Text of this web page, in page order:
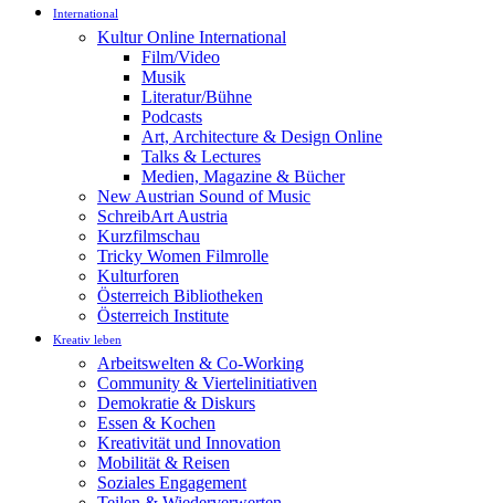
International
Kultur Online International
Film/Video
Musik
Literatur/Bühne
Podcasts
Art, Architecture & Design Online
Talks & Lectures
Medien, Magazine & Bücher
New Austrian Sound of Music
SchreibArt Austria
Kurzfilmschau
Tricky Women Filmrolle
Kulturforen
Österreich Bibliotheken
Österreich Institute
Kreativ leben
Arbeitswelten & Co-Working
Community & Viertelinitiativen
Demokratie & Diskurs
Essen & Kochen
Kreativität und Innovation
Mobilität & Reisen
Soziales Engagement